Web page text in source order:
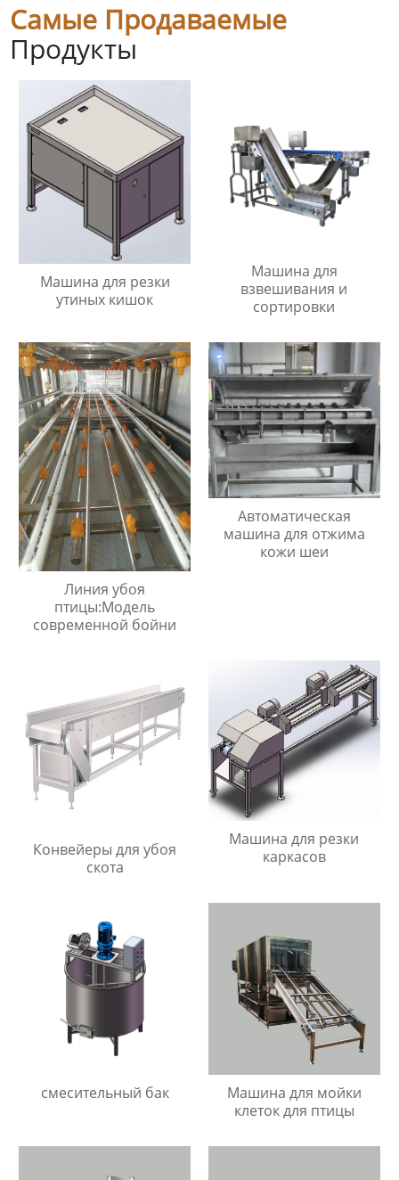
Самые Продаваемые
Продукты
Машина для резки
утиных кишок
Машина для
взвешивания и
сортировки
Линия убоя
птицы:Модель
современной бойни
Автоматическая
машина для отжима
кожи шеи
Конвейеры для убоя
скота
Машина для резки
каркасов
смесительный бак
Машина для мойки
клеток для птицы